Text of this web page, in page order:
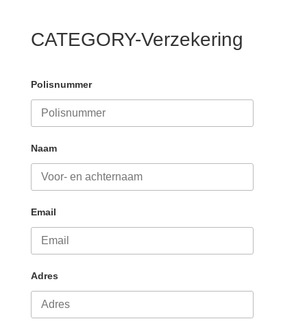
CATEGORY-Verzekering
Polisnummer
Naam
Email
Adres